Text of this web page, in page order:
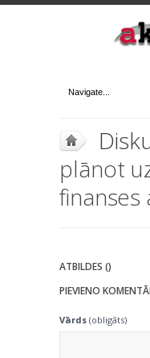
plānot
finanses
ATBILDES ()
PIEVIENO
Vārds (obligāts)